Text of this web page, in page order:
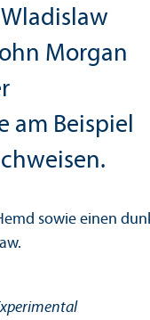
Morgan
am Beispiel